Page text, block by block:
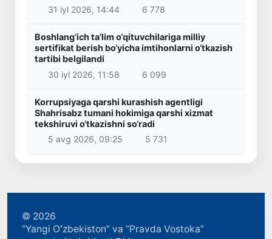
31 iyl 2026, 14:44
6 778
Boshlang‘ich ta’lim o‘qituvchilariga milliy
sertifikat berish bo‘yicha imtihonlarni o‘tkazish
tartibi belgilandi
30 iyl 2026, 11:58
6 099
Korrupsiyaga qarshi kurashish agentligi
Shahrisabz tumani hokimiga qarshi xizmat
tekshiruvi o‘tkazishni so‘radi
5 avg 2026, 09:25
5 731
© 2026
“Yangi Oʻzbekiston” va “Pravda Vostoka”